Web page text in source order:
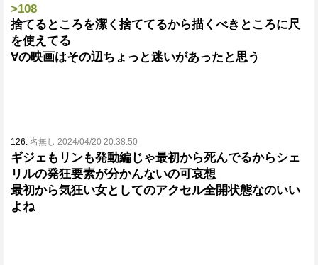
>108
捨てるところを潔く捨ててるから描くべきところに尺
を使えてる
∀の映画はその辺ちょっと迷いがあったと思う
126: 名無し 2024/04/20 20:38:50
ギジェもリンも発動編じゃ最初から死んでるからシェ
リルの発狂要素が分かんないの可哀想
最初から気狂い女としてのアクセル全開状態なのいい
よね